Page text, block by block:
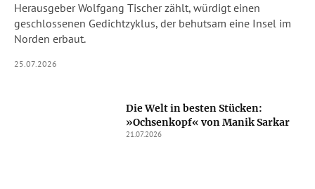
Herausgeber Wolfgang Tischer zählt, würdigt einen
geschlossenen Gedichtzyklus, der behutsam eine Insel im
Norden erbaut.
25.07.2026
Die Welt in besten Stücken:
»Ochsenkopf« von Manik Sarkar
21.07.2026